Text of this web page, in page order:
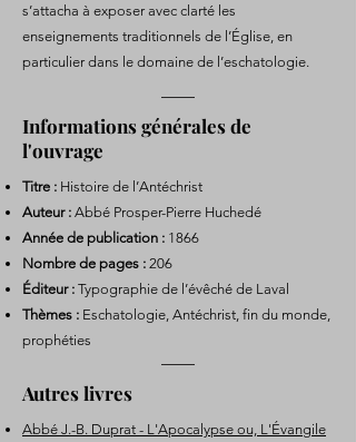
s’attacha à exposer avec clarté les
enseignements traditionnels de l’Église, en
particulier dans le domaine de l’eschatologie.
Informations générales de
l'ouvrage
Titre : Histoire de l’Antéchrist
Auteur : Abbé Prosper-Pierre Huchedé
Année de publication : 1866
Nombre de pages : 206
Éditeur : Typographie de l’évêché de Laval
Thèmes : Eschatologie, Antéchrist, fin du monde,
prophéties
Autres livres
Abbé J.-B. Duprat - L'Apocalypse ou, L'Évangile